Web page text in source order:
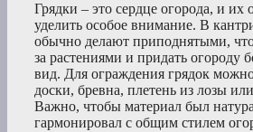
Грядки – это сердце огорода, и
уделить особое внимание. В
обычно делают приподнятыми,
за растениями и придать огороду
вид. Для ограждения грядок
доски, бревна, плетень из лозы
Важно, чтобы материал был
гармонировал с общим стилем